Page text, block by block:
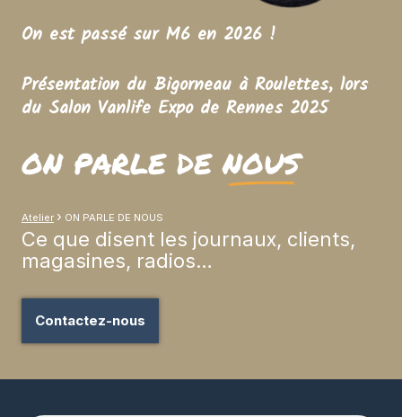
ON PARLE DENOUS
Atelier › ON PARLE DE NOUS
Ce que disent les journaux, clients,
magasines, radios…
Contactez-nous
On est passé sur M6 en 2026 !
Présentation du Bigorneau à Roulettes, lors
du Salon Vanlife Expo de Rennes 2025